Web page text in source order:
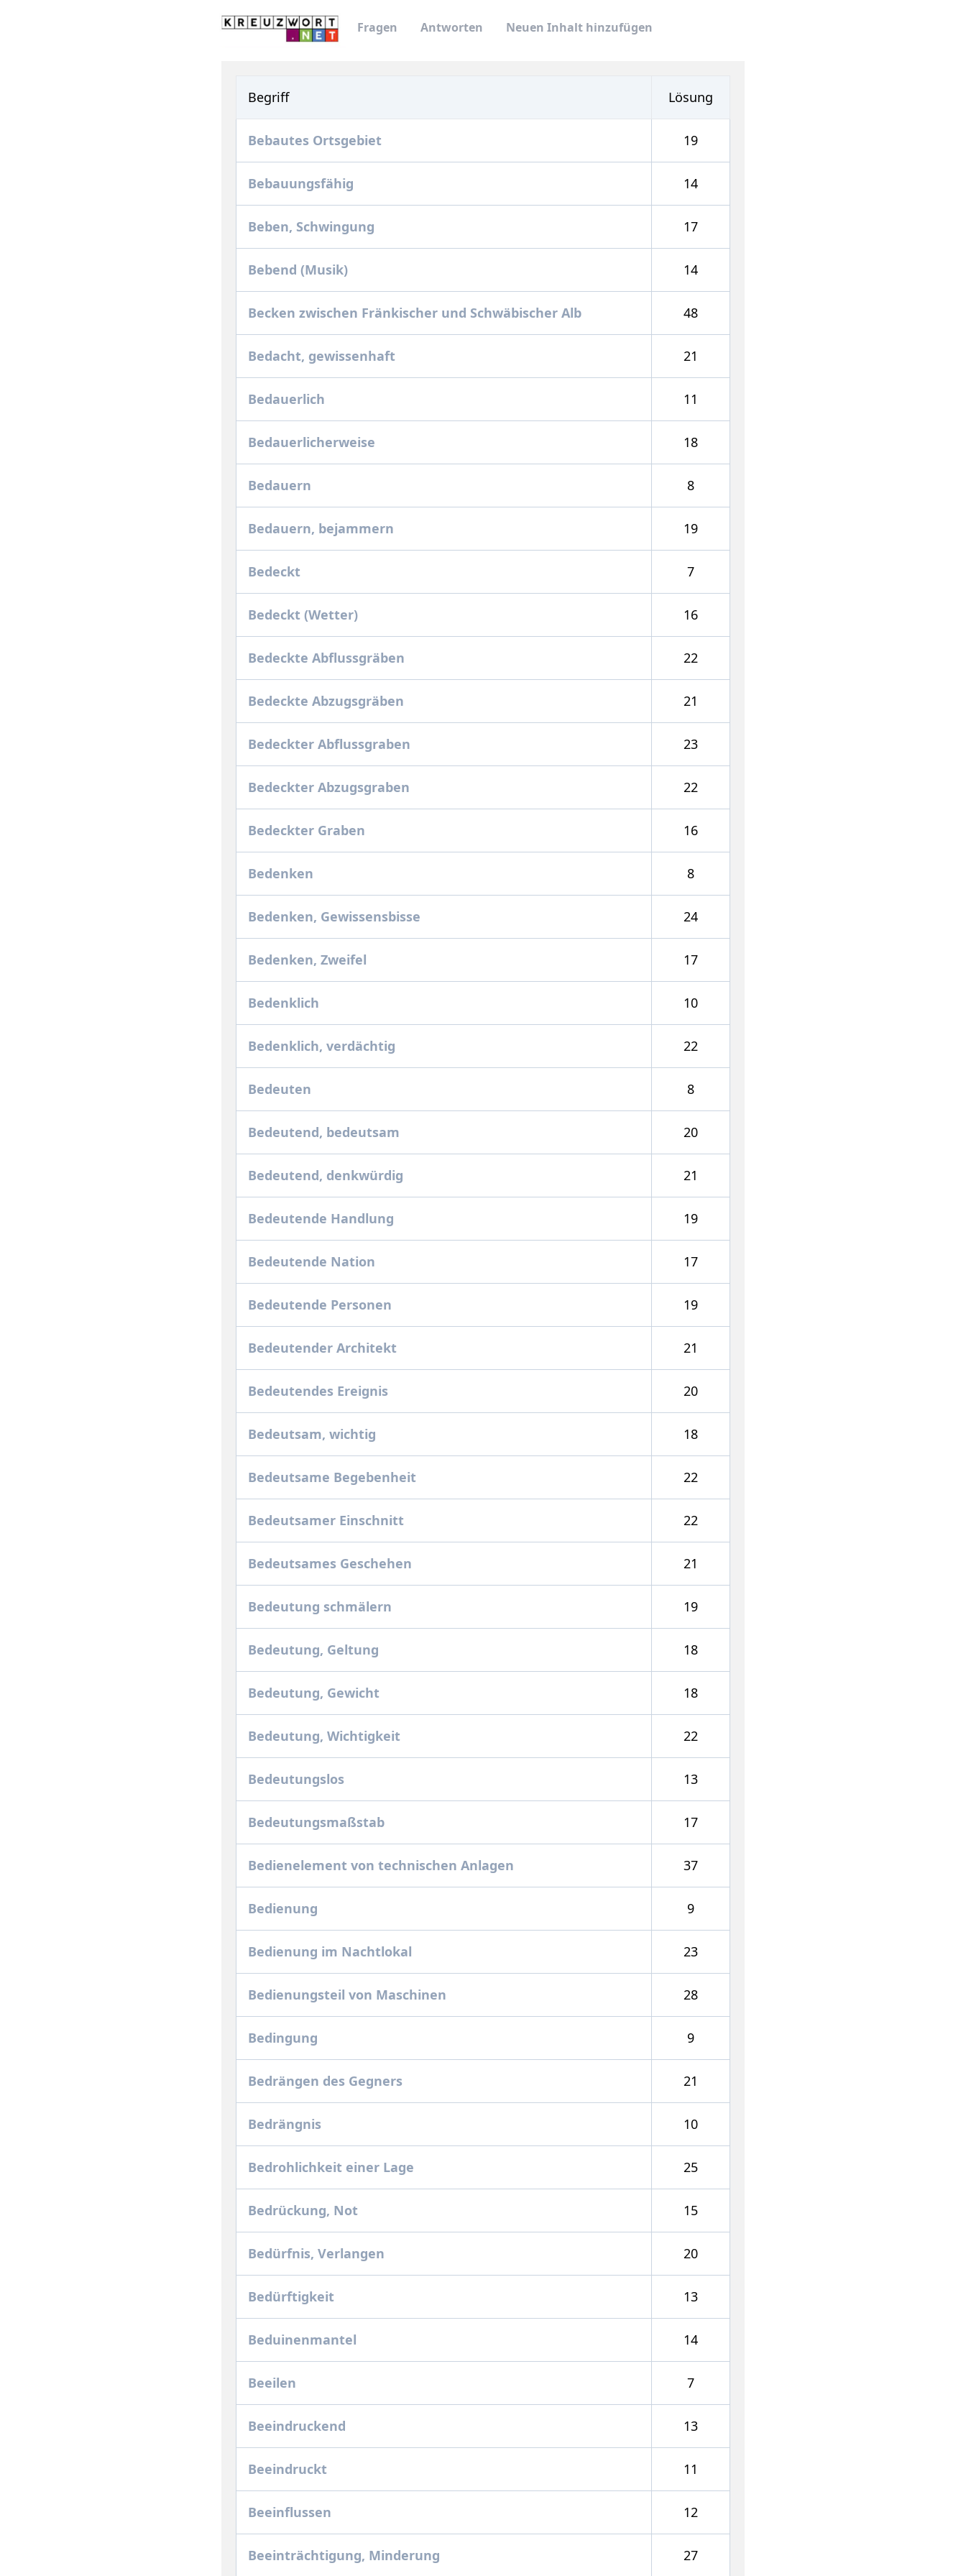
Fragen Antworten Neuen Inhalt hinzufügen
Begriff Lösung
Bebautes Ortsgebiet 19
Bebauungsfähig 14
Beben, Schwingung 17
Bebend (Musik) 14
Becken zwischen Fränkischer und Schwäbischer Alb 48
Bedacht, gewissenhaft 21
Bedauerlich 11
Bedauerlicherweise 18
Bedauern 8
Bedauern, bejammern 19
Bedeckt 7
Bedeckt (Wetter) 16
Bedeckte Abflussgräben 22
Bedeckte Abzugsgräben 21
Bedeckter Abflussgraben 23
Bedeckter Abzugsgraben 22
Bedeckter Graben 16
Bedenken 8
Bedenken, Gewissensbisse 24
Bedenken, Zweifel 17
Bedenklich 10
Bedenklich, verdächtig 22
Bedeuten 8
Bedeutend, bedeutsam 20
Bedeutend, denkwürdig 21
Bedeutende Handlung 19
Bedeutende Nation 17
Bedeutende Personen 19
Bedeutender Architekt 21
Bedeutendes Ereignis 20
Bedeutsam, wichtig 18
Bedeutsame Begebenheit 22
Bedeutsamer Einschnitt 22
Bedeutsames Geschehen 21
Bedeutung schmälern 19
Bedeutung, Geltung 18
Bedeutung, Gewicht 18
Bedeutung, Wichtigkeit 22
Bedeutungslos 13
Bedeutungsmaßstab 17
Bedienelement von technischen Anlagen 37
Bedienung 9
Bedienung im Nachtlokal 23
Bedienungsteil von Maschinen 28
Bedingung 9
Bedrängen des Gegners 21
Bedrängnis 10
Bedrohlichkeit einer Lage 25
Bedrückung, Not 15
Bedürfnis, Verlangen 20
Bedürftigkeit 13
Beduinenmantel 14
Beeilen 7
Beeindruckend 13
Beeindruckt 11
Beeinflussen 12
Beeinträchtigung, Minderung 27